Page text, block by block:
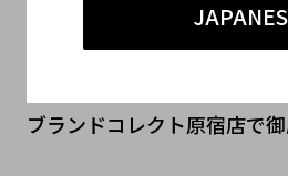
原宿,裏原,表参道,キャット
ブランドコレクト原宿店で